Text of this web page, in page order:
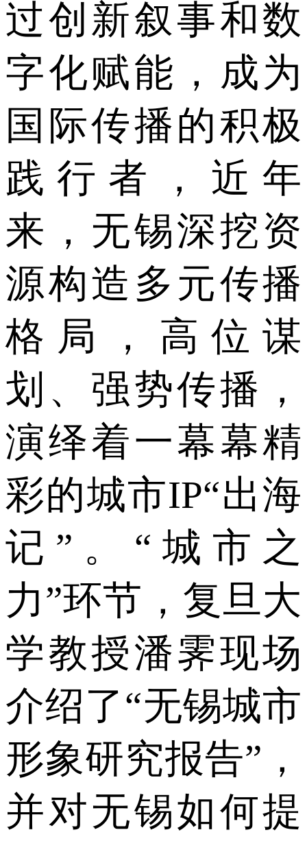
过创新叙事和数
字化赋能，成为
国际传播的积极
践行者，近年
来，无锡深挖资
源构造多元传播
格局，高位谋
划、强势传播，
演绎着一幕幕精
彩的城市IP“出海
记”。“城市之
力”环节，复旦大
学教授潘霁现场
介绍了“无锡城市
形象研究报告”，
并对无锡如何提